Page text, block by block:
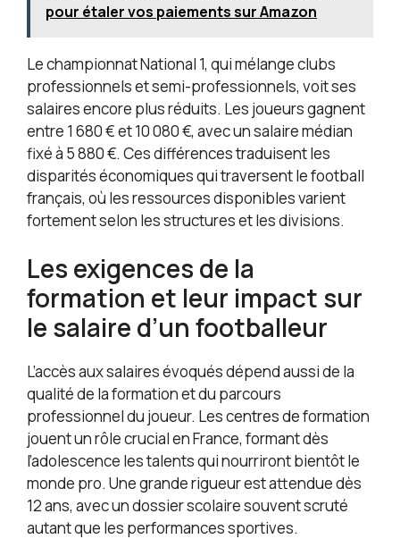
pour étaler vos paiements sur Amazon
Le championnat National 1, qui mélange clubs
professionnels et semi-professionnels, voit ses
salaires encore plus réduits. Les joueurs gagnent
entre 1 680 € et 10 080 €, avec un salaire médian
fixé à 5 880 €. Ces différences traduisent les
disparités économiques qui traversent le football
français, où les ressources disponibles varient
fortement selon les structures et les divisions.
Les exigences de la
formation et leur impact sur
le salaire d’un footballeur
L’accès aux salaires évoqués dépend aussi de la
qualité de la formation et du parcours
professionnel du joueur. Les centres de formation
jouent un rôle crucial en France, formant dès
l’adolescence les talents qui nourriront bientôt le
monde pro. Une grande rigueur est attendue dès
12 ans, avec un dossier scolaire souvent scruté
autant que les performances sportives.